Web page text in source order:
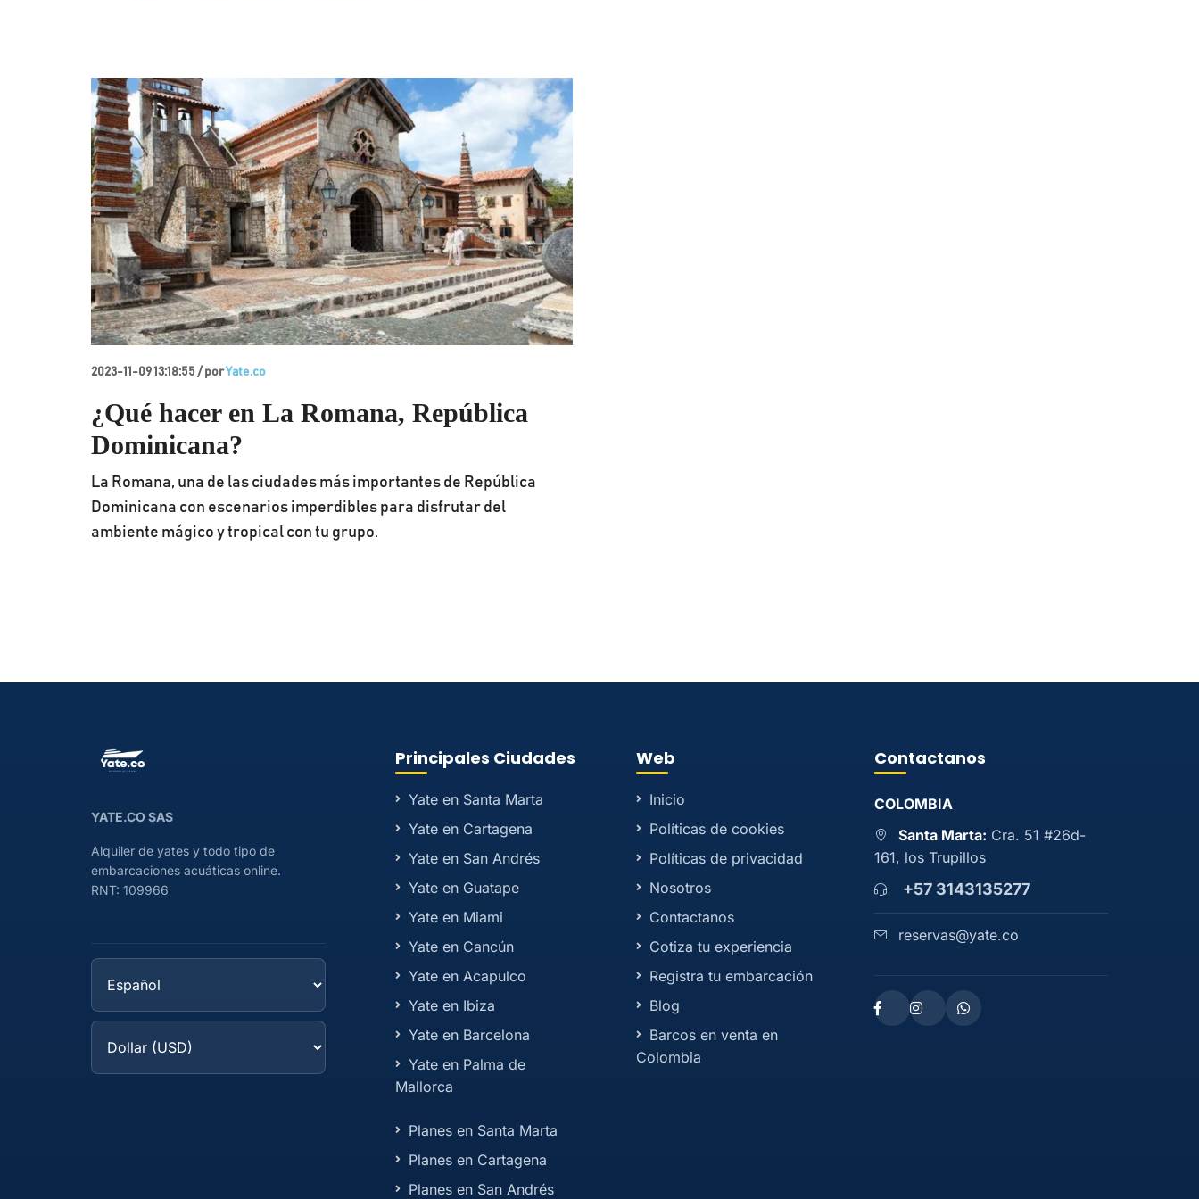
2023-11-09 13:18:55 / porYate.co
¿Qué hacer en La Romana, República
Dominicana?
La Romana, una de las ciudades más importantes de República
Dominicana con escenarios imperdibles para disfrutar del
ambiente mágico y tropical con tu grupo.
YATE.CO SAS
Alquiler de yates y todo tipo de
embarcaciones acuáticas online.
RNT: 109966
Principales Ciudades
Yate en Santa Marta
Yate en Cartagena
Yate en San Andrés
Yate en Guatape
Yate en Miami
Yate en Cancún
Yate en Acapulco
Yate en Ibiza
Yate en Barcelona
Yate en Palma de
Mallorca
Planes en Santa Marta
Planes en Cartagena
Planes en San Andrés
Web
Inicio
Políticas de cookies
Políticas de privacidad
Nosotros
Contactanos
Cotiza tu experiencia
Registra tu embarcación
Blog
Barcos en venta en
Colombia
Contactanos
COLOMBIA
Santa Marta: Cra. 51 #26d-
161, los Trupillos
+57 3143135277
reservas@yate.co